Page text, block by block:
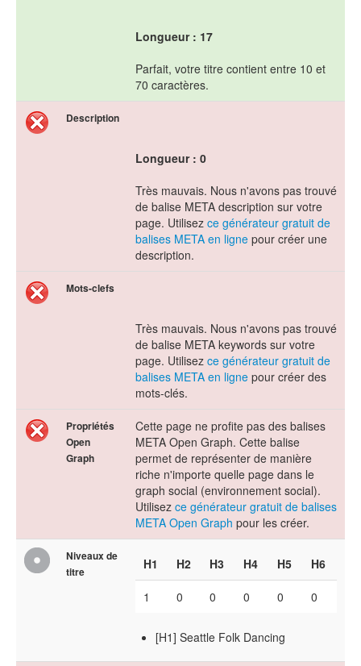
Longueur : 17
Parfait, votre titre contient entre 10 et
70 caractères.
Description
Longueur : 0
Très mauvais. Nous n'avons pas trouvé
de balise META description sur votre
page. Utilisez ce générateur gratuit de
balises META en ligne pour créer une
description.
Mots-clefs
Très mauvais. Nous n'avons pas trouvé
de balise META keywords sur votre
page. Utilisez ce générateur gratuit de
balises META en ligne pour créer des
mots-clés.
Propriétés
Open
Graph
Cette page ne profite pas des balises
META Open Graph. Cette balise
permet de représenter de manière
riche n'importe quelle page dans le
graph social (environnement social).
Utilisez ce générateur gratuit de balises
META Open Graph pour les créer.
Niveaux de
titre
H1 H2 H3 H4 H5 H6
1 0 0 0 0 0
[H1] Seattle Folk Dancing